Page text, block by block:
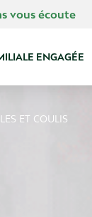
vous écoute
ENGAGÉE
ET COULIS